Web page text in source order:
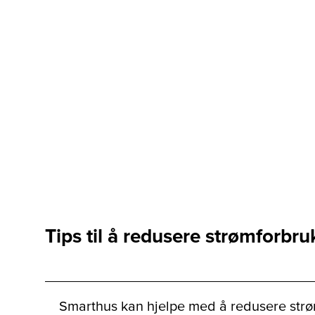
Tips til å redusere
Smarthus kan hjelpe med å redusere